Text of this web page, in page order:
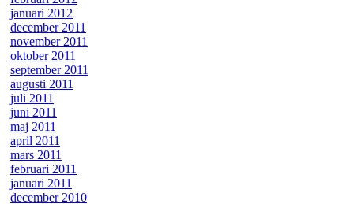
januari 2012
december 2011
november 2011
oktober 2011
september 2011
augusti 2011
juli 2011
juni 2011
maj 2011
april 2011
mars 2011
februari 2011
januari 2011
december 2010